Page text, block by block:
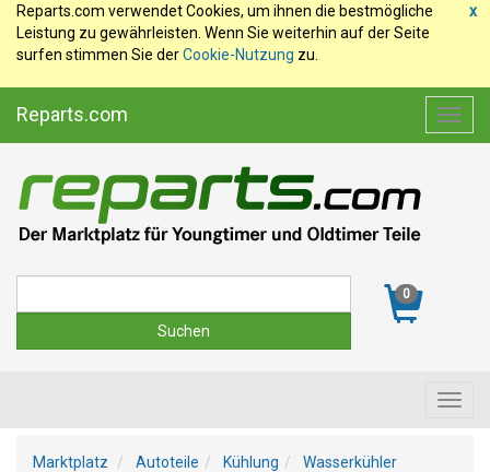
x
Reparts.com verwendet Cookies, um ihnen die bestmögliche
Leistung zu gewährleisten. Wenn Sie weiterhin auf der Seite
surfen stimmen Sie derCookie-Nutzung zu.
Reparts.com
0
Marktplatz Autoteile Kühlung Wasserkühler